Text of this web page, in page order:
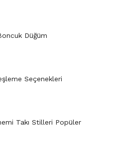
Düğüm
Seçenekleri
Takı Stilleri Popüler